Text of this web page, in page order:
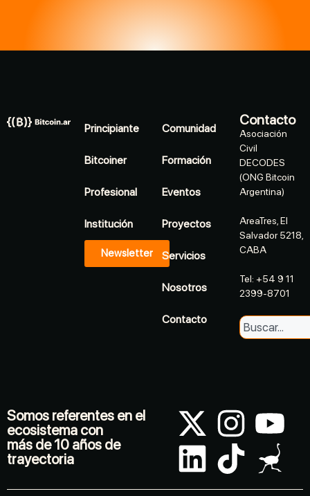
Principiante
Bitcoiner
Profesional
Institución
Newsletter
Comunidad
Formación
Eventos
Proyectos
Servicios
Nosotros
Contacto
Contacto
Asociación
Civil
DECODES
(ONG Bitcoin
Argentina)
AreaTres, El
Salvador 5218,
CABA
Tel: +54 9 11
2399-8701
Somos referentes en el
ecosistema con
más de 10 años de
trayectoria